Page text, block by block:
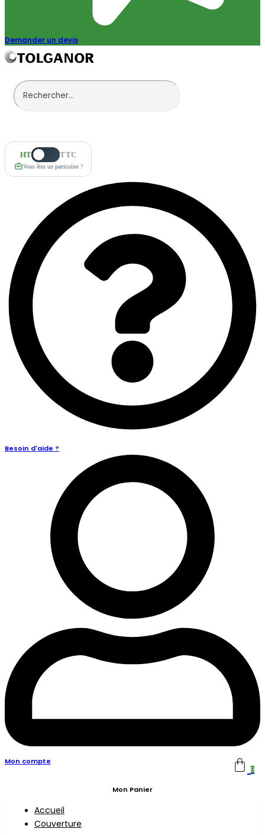
Demander un devis
HT TTC
Vous êtes un particulier ?
Besoin d'aide ?
Mon compte
0
Mon Panier
Accueil
Couverture